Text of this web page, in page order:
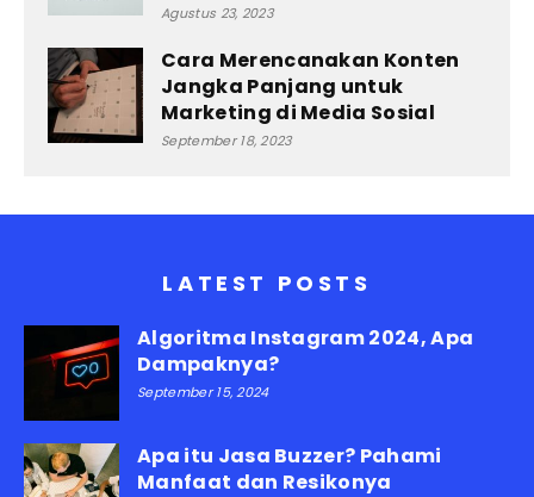
Agustus 23, 2023
Cara Merencanakan Konten
Jangka Panjang untuk
Marketing di Media Sosial
September 18, 2023
LATEST POSTS
Algoritma Instagram 2024, Apa
Dampaknya?
September 15, 2024
Apa itu Jasa Buzzer? Pahami
Manfaat dan Resikonya